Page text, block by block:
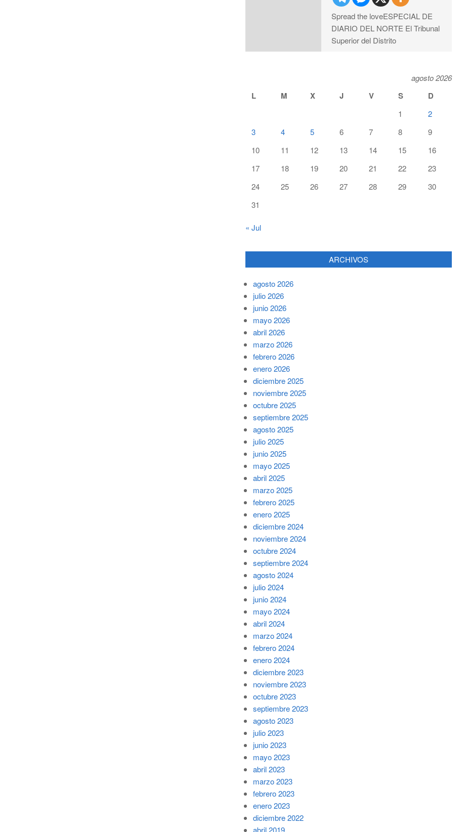
Spread the loveESPECIAL DE
DIARIO DEL NORTE El Tribunal
Superior del Distrito
agosto 2026
L M X J V S D
1
2
3
4 5 6 7 8
9
10
11 12 13 14 15
16
17
18 19 20 21 22
23
24
25 26 27 28 29
30
31
« Jul
ARCHIVOS
agosto 2026
julio 2026
junio 2026
mayo 2026
abril 2026
marzo 2026
febrero 2026
enero 2026
diciembre 2025
noviembre 2025
octubre 2025
septiembre 2025
agosto 2025
julio 2025
junio 2025
mayo 2025
abril 2025
marzo 2025
febrero 2025
enero 2025
diciembre 2024
noviembre 2024
octubre 2024
septiembre 2024
agosto 2024
julio 2024
junio 2024
mayo 2024
abril 2024
marzo 2024
febrero 2024
enero 2024
diciembre 2023
noviembre 2023
octubre 2023
septiembre 2023
agosto 2023
julio 2023
junio 2023
mayo 2023
abril 2023
marzo 2023
febrero 2023
enero 2023
diciembre 2022
abril 2019